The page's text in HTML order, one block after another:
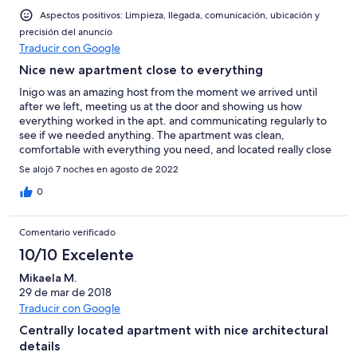
Aspectos positivos: Limpieza, llegada, comunicación, ubicación y
precisión del anuncio
Traducir con Google
Nice new apartment close to everything
Inigo was an amazing host from the moment we arrived until
after we left, meeting us at the door and showing us how
everything worked in the apt. and communicating regularly to
see if we needed anything. The apartment was clean,
comfortable with everything you need, and located really close
to the beach and a million restaurants and pinchos bars in the
Old Town. I also appreciated his very comprehensive book with
everything we needed to know about the area including great
recommend it highly.
Se alojó 7 noches en agosto de 2022
0
Comentario verificado
10/10 Excelente
Mikaela M.
29 de mar de 2018
Traducir con Google
Centrally located apartment with nice architectural
details